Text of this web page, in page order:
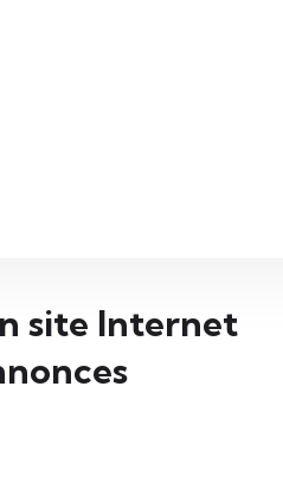
site Internet